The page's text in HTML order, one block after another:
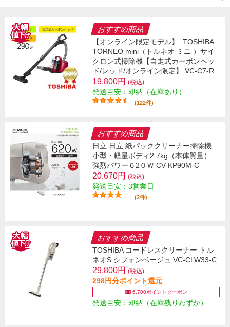
おすすめ商品
【オンライン限定モデル】
TOSHIBA
TORNEO mini（トルネオ ミニ ）サイ
クロン式掃除機【自走式カーボンヘッ
ド/レッド/オンライン限定】 VC-C7-R
19,800円 (税込)
発送目安：即納（在庫あり）
(122件)
おすすめ商品
日立 日立 紙パッククリーナー掃除機
小型・軽量ボディ2.7kg（本体質量）
強烈パワー６2０Ｗ CV-KP90M-C
20,670円 (税込)
発送目安：3営業日
(2件)
おすすめ商品
TOSHIBA コードレスクリーナー トル
ネオS シフォンベージュ VC-CLW33-C
29,800円 (税込)
298円分ポイント還元
6,700ポイントクーポン
発送目安：即納（在庫残りわずか）